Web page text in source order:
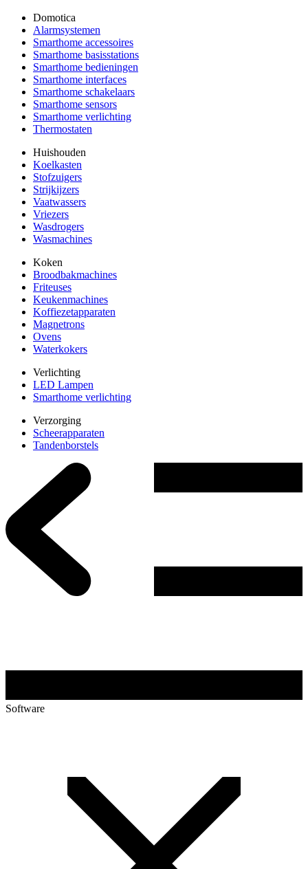
Domotica
Alarmsystemen
Smarthome accessoires
Smarthome basisstations
Smarthome bedieningen
Smarthome interfaces
Smarthome schakelaars
Smarthome sensors
Smarthome verlichting
Thermostaten
Huishouden
Koelkasten
Stofzuigers
Strijkijzers
Vaatwassers
Vriezers
Wasdrogers
Wasmachines
Koken
Broodbakmachines
Friteuses
Keukenmachines
Koffiezetapparaten
Magnetrons
Ovens
Waterkokers
Verlichting
LED Lampen
Smarthome verlichting
Verzorging
Scheerapparaten
Tandenborstels
Software